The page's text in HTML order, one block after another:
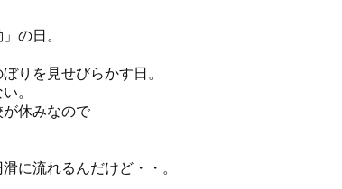
の日。
りを見せびらかす日。
。
休みなので
に流れるんだけど・・。